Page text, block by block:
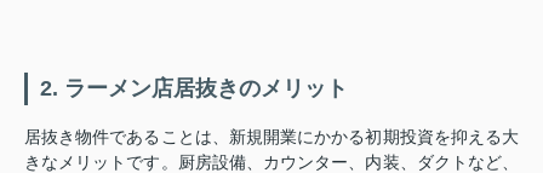
2. ラーメン店居抜きのメリット
居抜き物件であることは、新規開業にかかる初期投資を抑える大
きなメリットです。厨房設備、カウンター、内装、ダクトなど、